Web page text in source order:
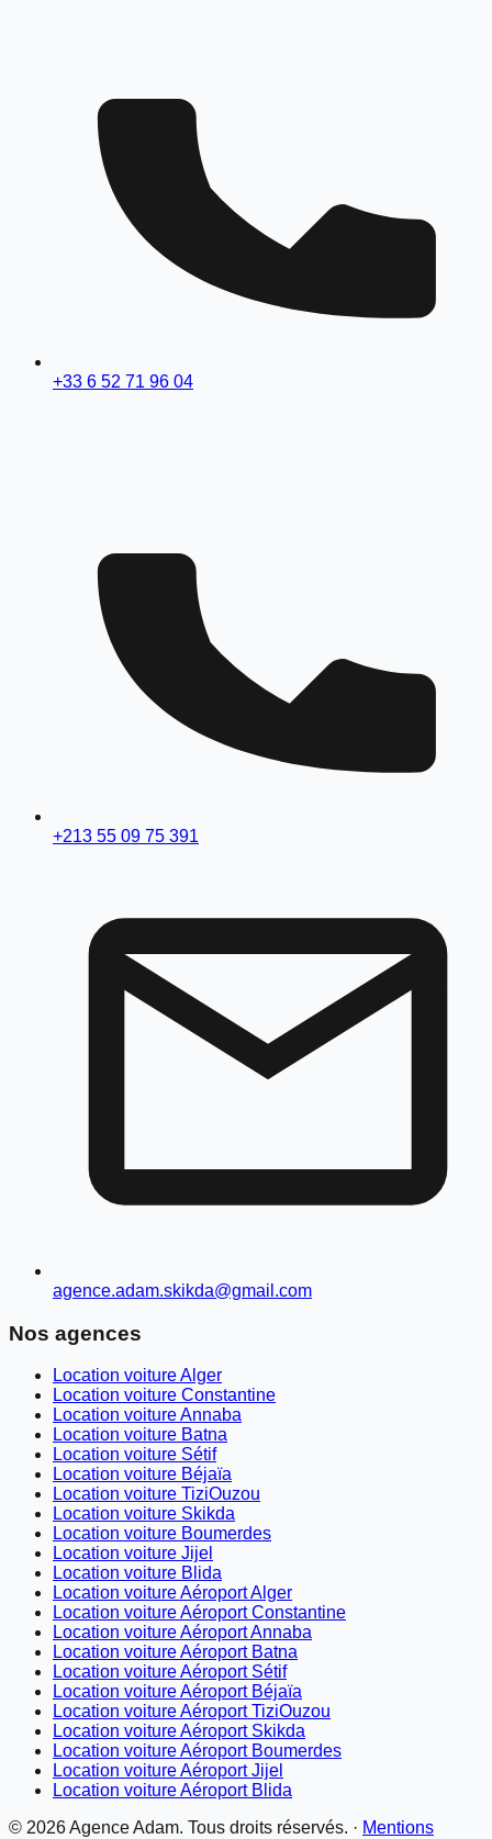
+33 6 52 71 96 04
+213 55 09 75 391
agence.adam.skikda@gmail.com
Nos agences
Location voiture Alger
Location voiture Constantine
Location voiture Annaba
Location voiture Batna
Location voiture Sétif
Location voiture Béjaïa
Location voiture TiziOuzou
Location voiture Skikda
Location voiture Boumerdes
Location voiture Jijel
Location voiture Blida
Location voiture Aéroport Alger
Location voiture Aéroport Constantine
Location voiture Aéroport Annaba
Location voiture Aéroport Batna
Location voiture Aéroport Sétif
Location voiture Aéroport Béjaïa
Location voiture Aéroport TiziOuzou
Location voiture Aéroport Skikda
Location voiture Aéroport Boumerdes
Location voiture Aéroport Jijel
Location voiture Aéroport Blida
© 2026Agence Adam. Tous droits réservés. · Mentions